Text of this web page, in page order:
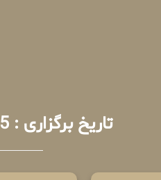
تاریخ برگزاری : 1405/05/15